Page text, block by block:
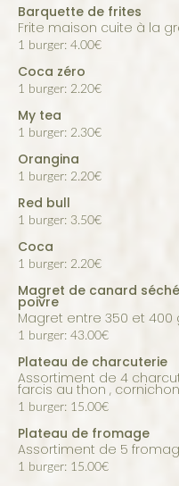
Barquette de frites
Frite maison cuite à la
1 burger: 4.00€
Coca zéro
1 burger: 2.20€
My tea
1 burger: 2.30€
Orangina
1 burger: 2.20€
Red bull
1 burger: 3.50€
Coca
1 burger: 2.20€
Magret de canard
poivre
magret entre 350 et
1 burger: 43.00€
Plateau de charcuterie
Assortiment de 4 charcuteries selon dispo , poivrons
farcis au thon ,
1 burger: 15.00€
Plateau de fromage
Assortiment de 5
1 burger: 15.00€